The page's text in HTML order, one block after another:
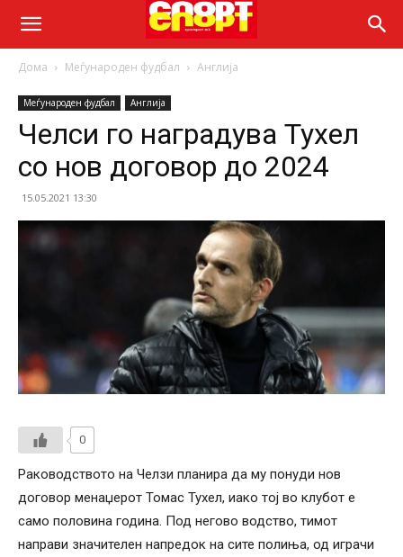
Дома Меѓународен фудбал Англија
Меѓународен фудбал Англија
Челси го наградува Тухел
со нов договор до 2024
15.05.2021 13:30
0
Раководството на Челзи планира да му понуди нов
договор менаџерот Томас Тухел, иако тој во клубот е
само половина година. Под негово водство, тимот
направи значителен напредок на сите полиња, од играчи